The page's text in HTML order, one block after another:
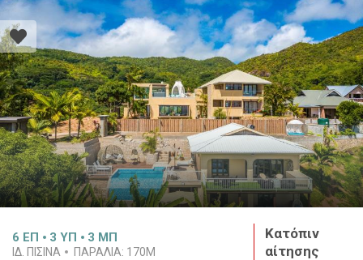
6 ΕΠ 3 ΥΠ 3 ΜΠ
ΙΔ. ΠΙΣΙΝΑ ΠΑΡΑΛΙΑ: 170M
Κατόπιν
αίτησης